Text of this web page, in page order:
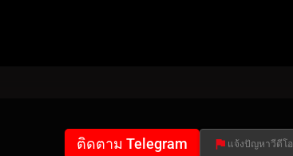
ติดตาม Telegram แจ้งปัญหาวีดีโอ